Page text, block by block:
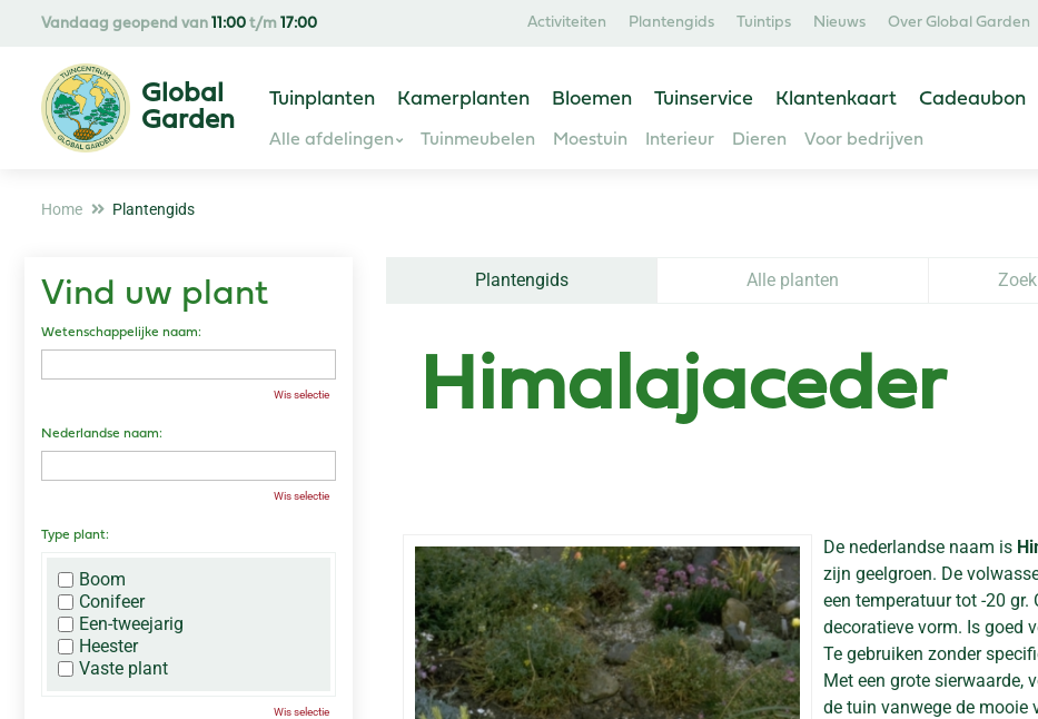
Home Plantengids
Vandaag geopend van 11:00 t/m 17:00 Activiteiten Plantengids Tuintips Nieuws Over Global Garden
Tuinplanten Kamerplanten Bloemen Tuinservice Klantenkaart Cadeaubon
Alle afdelingen Tuinmeubelen Moestuin Interieur Dieren Voor bedrijven
Plantengids Alle planten
Himalajaceder
De nederlandse naam is
zijn geelgroen. De
een temperatuur tot -20 gr.
decoratieve vorm. Is goed
Te gebruiken zonder
Met een grote sierwaarde,
de tuin vanwege de mooie
Vind uw plant
Wetenschappelijke naam:
Wis selectie
Nederlandse naam:
Wis selectie
Type plant:
Boom
Conifeer
Een-tweejarig
Heester
Vaste plant
Wis selectie